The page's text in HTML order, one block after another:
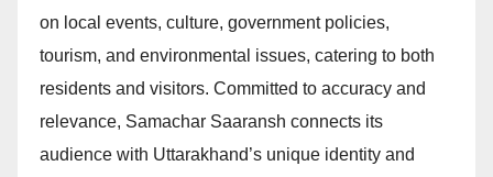
on local events, culture, government policies,
tourism, and environmental issues, catering to both
residents and visitors. Committed to accuracy and
relevance, Samachar Saaransh connects its
audience with Uttarakhand’s unique identity and